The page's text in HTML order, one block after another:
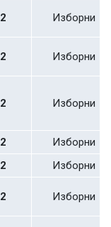
2 Изборни
2 Изборни
2 Изборни
2
Изборни
2
Изборни
2 Изборни